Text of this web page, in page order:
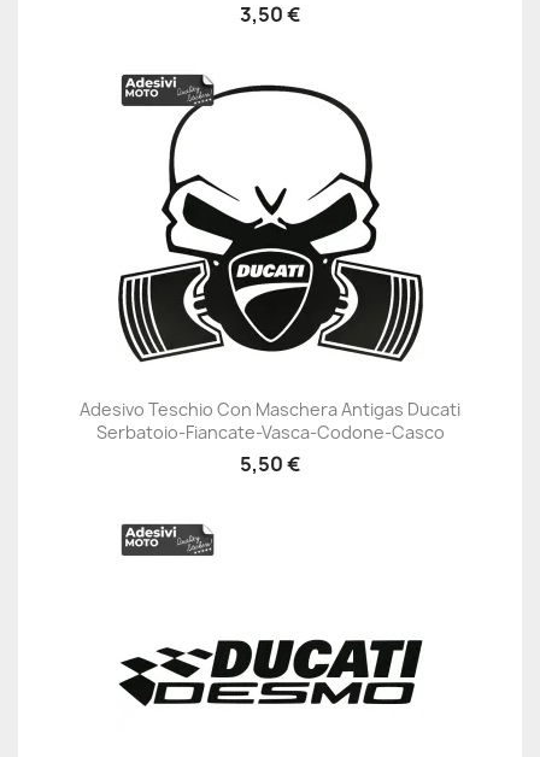
3,50 €
Adesivo Teschio Con Maschera Antigas Ducati
Serbatoio-Fiancate-Vasca-Codone-Casco
5,50 €